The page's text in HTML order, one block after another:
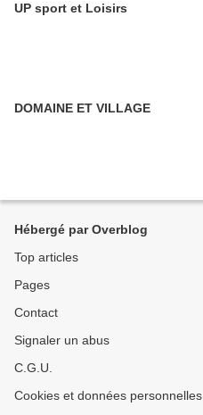
UP sport et Loisirs
DOMAINE ET VILLAGE
Hébergé par Overblog
Top articles
Pages
Contact
Signaler un abus
C.G.U.
Cookies et données personnelles